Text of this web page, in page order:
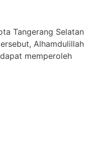
Tangerang Selatan
Alhamdulillah
memperoleh